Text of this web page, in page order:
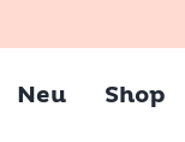
Neu Shop